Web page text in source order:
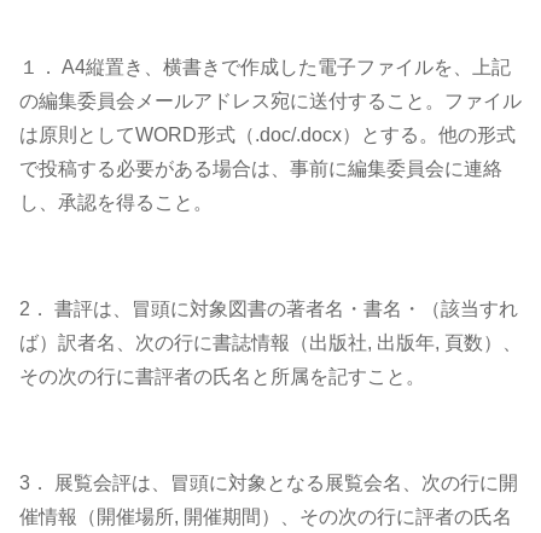
１． A4縦置き、横書きで作成した電子ファイルを、上記
の編集委員会メールアドレス宛に送付すること。ファイル
は原則としてWORD形式（.doc/.docx）とする。他の形式
で投稿する必要がある場合は、事前に編集委員会に連絡
し、承認を得ること。
2． 書評は、冒頭に対象図書の著者名・書名・（該当すれ
ば）訳者名、次の行に書誌情報（出版社, 出版年, 頁数）、
その次の行に書評者の氏名と所属を記すこと。
3． 展覧会評は、冒頭に対象となる展覧会名、次の行に開
催情報（開催場所, 開催期間）、その次の行に評者の氏名